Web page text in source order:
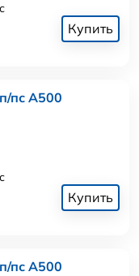
Купить
пс А500
Купить
пс А500